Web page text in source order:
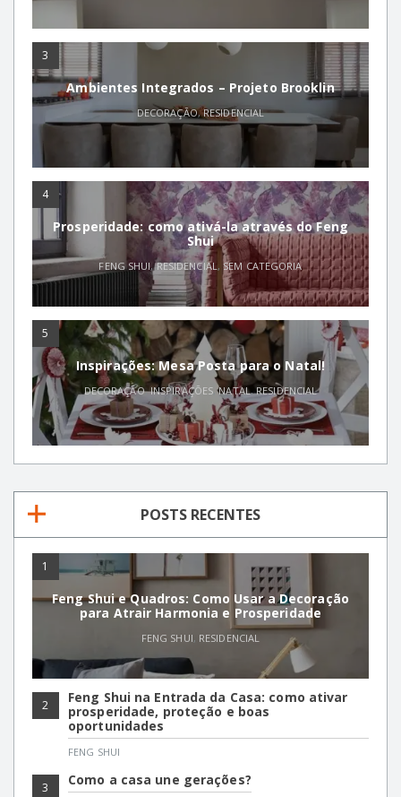
3
Ambientes Integrados – Projeto Brooklin
DECORAÇÃO,RESIDENCIAL
4
Prosperidade: como ativá-la através do Feng
Shui
FENG SHUI,RESIDENCIAL ,SEM CATEGORIA
5
Inspirações: Mesa Posta para o Natal!
DECORAÇÃO,INSPIRAÇÕES ,NATAL,RESIDENCIAL
POSTS RECENTES
1
Feng Shui e Quadros: Como Usar a Decoração
para Atrair Harmonia e Prosperidade
FENG SHUI, RESIDENCIAL
2
Feng Shui na Entrada da Casa: como ativar
prosperidade, proteção e boas
oportunidades
FENG SHUI
3 Como a casa une gerações?